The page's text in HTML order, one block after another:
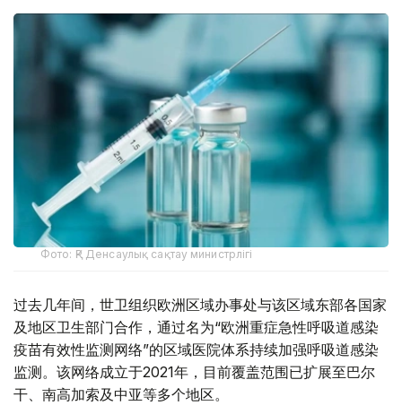
Фото: ҚР Денсаулық сақтау министрлігі
过去几年间，世卫组织欧洲区域办事处与该区域东部各国家
及地区卫生部门合作，通过名为“欧洲重症急性呼吸道感染
疫苗有效性监测网络”的区域医院体系持续加强呼吸道感染
监测。该网络成立于2021年，目前覆盖范围已扩展至巴尔
干、南高加索及中亚等多个地区。